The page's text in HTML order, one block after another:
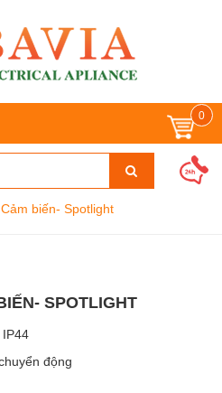
0
biến- Spotlight
SPOTLIGHT
động